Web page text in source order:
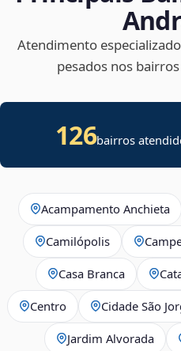
Atendimento
pesados nos bairros
126bairros
Acampamento Anchieta
Camilópolis
Casa Branca
Centro Cidade São
Jardim Alvorada